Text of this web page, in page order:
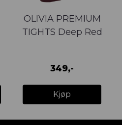
OLIVIA PREMIUM
TIGHTS Deep Red
349,-
Kjøp